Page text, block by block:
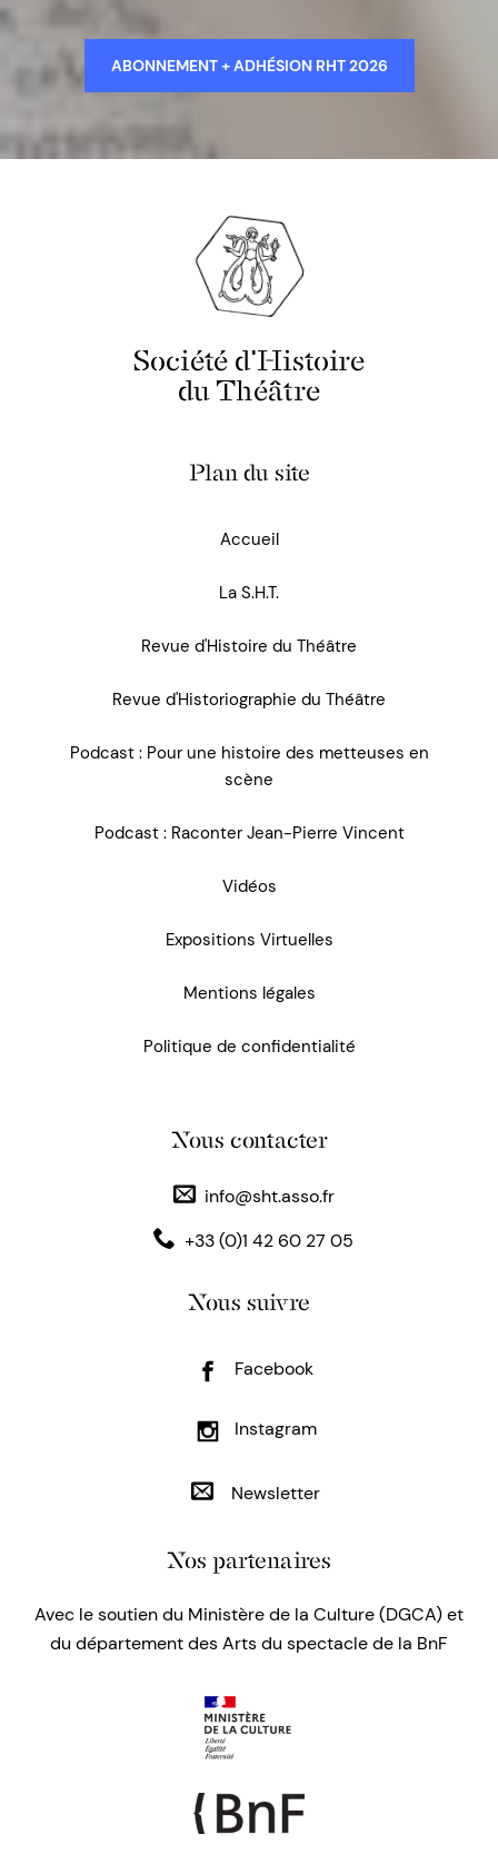
ABONNEMENT + ADHÉSION RHT 2026
Société d'Histoire
du Théâtre
Plan du site
Accueil
La S.H.T.
Revue d'Histoire du Théâtre
Revue d'Historiographie du Théâtre
Podcast : Pour une histoire des metteuses en
scène
Podcast : Raconter Jean-Pierre Vincent
Vidéos
Expositions Virtuelles
Mentions légales
Politique de confidentialité
Nous contacter
info@sht.asso.fr
+33 (0)1 42 60 27 05
Nous suivre
Facebook
Instagram
Newsletter
Nos partenaires
Avec le soutien du Ministère de la Culture (DGCA) et
du département des Arts du spectacle de la BnF